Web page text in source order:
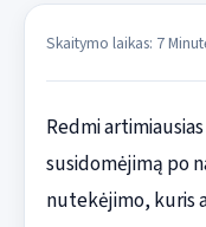
Skaitymo laikas: 7
Redmi
susidomėjimą po
nutekėjimo, kuris